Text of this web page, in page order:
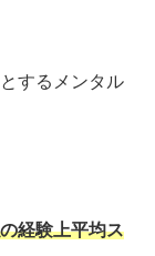
するメンタル
経験上平均ス